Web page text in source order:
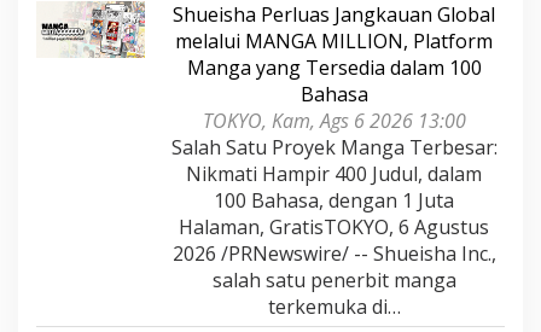
Shueisha Perluas Jangkauan Global
melalui MANGA MILLION, Platform
Manga yang Tersedia dalam 100
Bahasa
TOKYO, Kam, Ags 6 2026 13:00
Salah Satu Proyek Manga Terbesar:
Nikmati Hampir 400 Judul, dalam
100 Bahasa, dengan 1 Juta
Halaman, GratisTOKYO, 6 Agustus
2026 /PRNewswire/ -- Shueisha Inc.,
salah satu penerbit manga
terkemuka di…